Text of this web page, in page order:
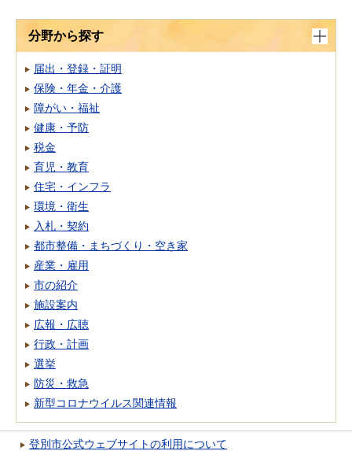
分野から探す
届出・登録・証明
保険・年金・介護
障がい・福祉
健康・予防
税金
育児・教育
住宅・インフラ
環境・衛生
入札・契約
都市整備・まちづくり・空き家
産業・雇用
市の紹介
施設案内
広報・広聴
行政・計画
選挙
防災・救急
新型コロナウイルス関連情報
登別市公式ウェブサイトの利用について